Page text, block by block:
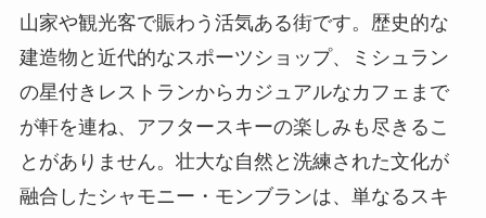
山家や観光客で賑わう活気ある街です。歴史的な
建造物と近代的なスポーツショップ、ミシュラン
の星付きレストランからカジュアルなカフェまで
が軒を連ね、アフタースキーの楽しみも尽きるこ
とがありません。壮大な自然と洗練された文化が
融合したシャモニー・モンブランは、単なるスキ